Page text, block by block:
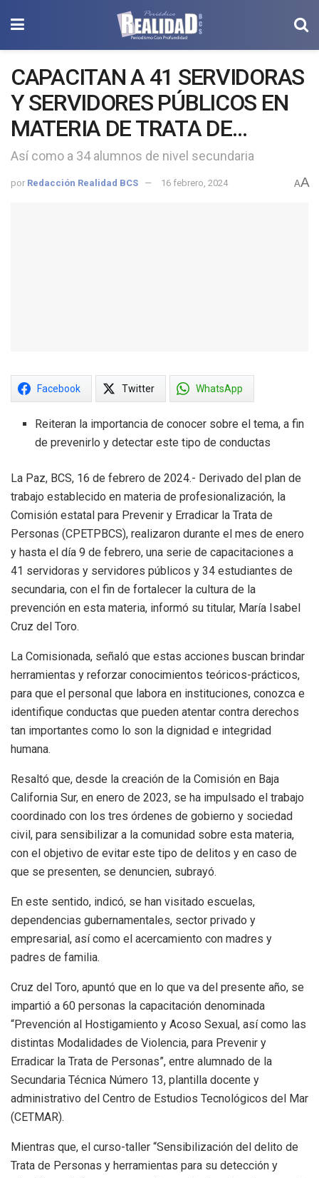
CAPACITAN A 41 SERVIDORAS
Y SERVIDORES PÚBLICOS EN
MATERIA DE TRATA DE
PERSONAS
Así como a 34 alumnos de nivel secundaria
por Redacción Realidad BCS 16 febrero, 2024 AA
Facebook Twitter WhatsApp
Reiteran la importancia de conocer sobre el tema, a fin
de prevenirlo y detectar este tipo de conductas
La Paz, BCS, 16 de febrero de 2024.- Derivado del plan de
trabajo establecido en materia de profesionalización, la
Comisión estatal para Prevenir y Erradicar la Trata de
Personas (CPETPBCS), realizaron durante el mes de enero
y hasta el día 9 de febrero, una serie de capacitaciones a
41 servidoras y servidores públicos y 34 estudiantes de
secundaria, con el fin de fortalecer la cultura de la
prevención en esta materia, informó su titular, María Isabel
Cruz del Toro.
La Comisionada, señaló que estas acciones buscan brindar
herramientas y reforzar conocimientos teóricos-prácticos,
para que el personal que labora en instituciones, conozca e
identifique conductas que pueden atentar contra derechos
tan importantes como lo son la dignidad e integridad
humana.
Resaltó que, desde la creación de la Comisión en Baja
California Sur, en enero de 2023, se ha impulsado el trabajo
coordinado con los tres órdenes de gobierno y sociedad
civil, para sensibilizar a la comunidad sobre esta materia,
con el objetivo de evitar este tipo de delitos y en caso de
que se presenten, se denuncien, subrayó.
En este sentido, indicó, se han visitado escuelas,
dependencias gubernamentales, sector privado y
empresarial, así como el acercamiento con madres y
padres de familia.
Cruz del Toro, apuntó que en lo que va del presente año, se
impartió a 60 personas la capacitación denominada
“Prevención al Hostigamiento y Acoso Sexual, así como las
distintas Modalidades de Violencia, para Prevenir y
Erradicar la Trata de Personas”, entre alumnado de la
Secundaria Técnica Número 13, plantilla docente y
administrativo del Centro de Estudios Tecnológicos del Mar
(CETMAR).
Mientras que, el curso-taller “Sensibilización del delito de
Trata de Personas y herramientas para su detección y